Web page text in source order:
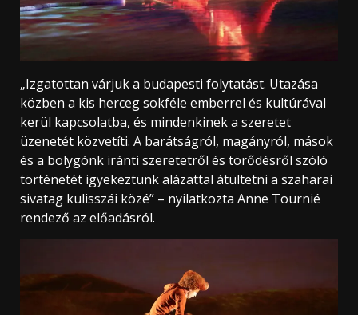
„Izgatottan várjuk a budapesti folytatást. Utazása
közben a kis herceg sokféle emberrel és kultúrával
kerül kapcsolatba, és mindenkinek a szeretet
üzenetét közvetíti. A barátságról, magányról, mások
és a bolygónk iránti szeretetről és törődésről szóló
történetét igyekeztünk alázattal átültetni a szaharai
sivatag kulisszái közé” – nyilatkozta Anne Tournié
rendező az előadásról.